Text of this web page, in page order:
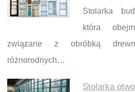
Stolarka
która
związane z obróbką
różnorodnych…
Stolarka